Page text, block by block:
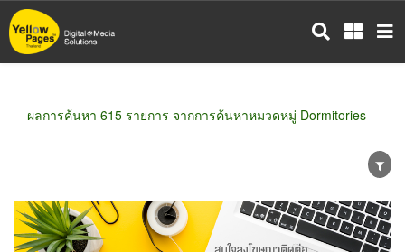
ข้าม
ไป
ผลการค้นหา 615 รายการ จากการค้นหาหมวดหมู่ Dormitories
ขายส่ง ขายปลีก ผู้ผลิต
ตัวแทนจัดจำหน่าย